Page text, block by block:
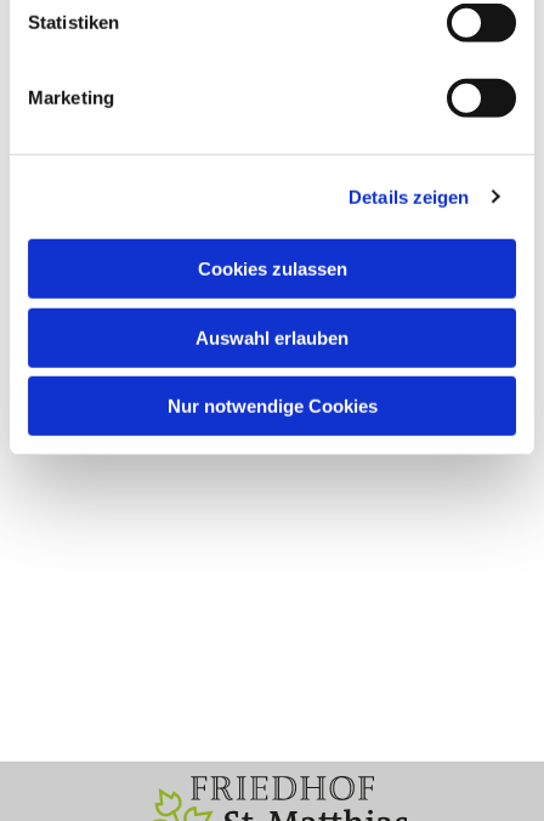
Statistiken
Marketing
Details zeigen
Cookies zulassen
Auswahl erlauben
Nur notwendige Cookies